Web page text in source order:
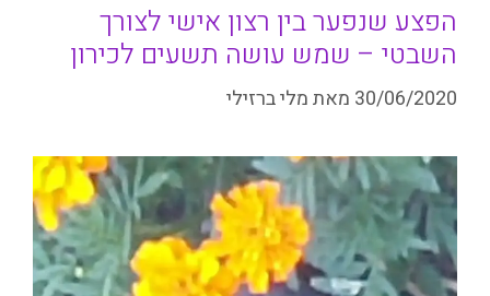
הפצע שנפער בין רצון אישי לצורך
השבטי – שמש עושה תשעים לכירון
30/06/2020 מאתמלי ברזילי